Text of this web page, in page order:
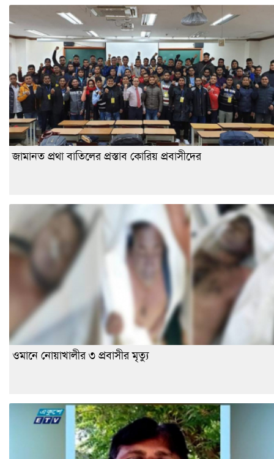
জামানত প্রথা বাতিলের প্রস্তাব কোরিয় প্রবাসীদের
ওমানে নোয়াখালীর ৩ প্রবাসীর মৃত্যু